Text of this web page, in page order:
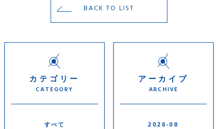
BACK TO LIST
カテゴリー
CATEGORY
すべて
アーカイブ
ARCHIVE
2026-08